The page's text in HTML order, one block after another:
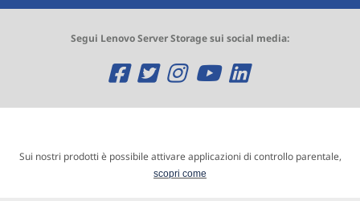
Segui Lenovo Server Storage sui social media:
O
p
n
O
p
n
O
p
n
O
p
n
O
p
n
Sui nostri prodotti è possibile attivare applicazioni di controllo parentale,
scopri come